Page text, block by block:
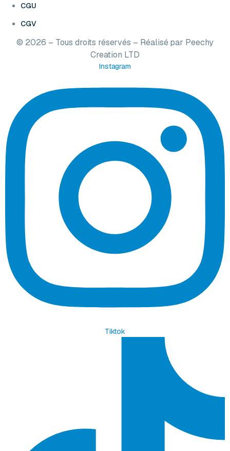
CGU
CGV
© 2026 – Tous droits réservés – Réalisé par Peechy
Creation LTD
Instagram
Tiktok